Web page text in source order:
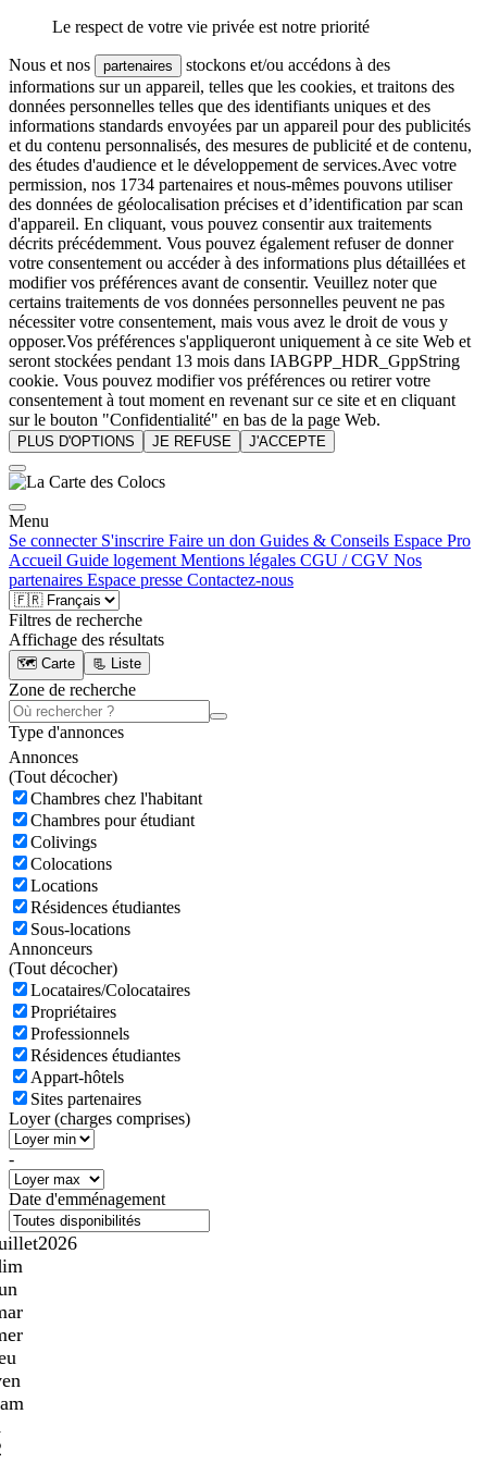
Le respect de votre vie privée est notre priorité
Nous et nos partenaires
stockons et/ou accédons à des
informations sur un appareil, telles que les cookies, et traitons des
données personnelles telles que des identifiants uniques et des
informations standards envoyées par un appareil pour des publicités
et du contenu personnalisés, des mesures de publicité et de contenu,
des études d'audience et le développement de services.Avec votre
permission, nos 1734 partenaires et nous-mêmes pouvons utiliser
des données de géolocalisation précises et d’identification par scan
d'appareil. En cliquant, vous pouvez consentir aux traitements
décrits précédemment. Vous pouvez également refuser de donner
votre consentement ou accéder à des informations plus détaillées et
modifier vos préférences avant de consentir. Veuillez noter que
certains traitements de vos données personnelles peuvent ne pas
nécessiter votre consentement, mais vous avez le droit de vous y
opposer.Vos préférences s'appliqueront uniquement à ce site Web et
seront stockées pendant 13 mois dans IABGPP_HDR_GppString
cookie. Vous pouvez modifier vos préférences ou retirer votre
consentement à tout moment en revenant sur ce site et en cliquant
sur le bouton "Confidentialité" en bas de la page Web.
PLUS D'OPTIONS JE REFUSE J'ACCEPTE
Menu
Se connecter S'inscrire Faire un don Guides & Conseils Espace Pro
Accueil Guide logement Mentions légales CGU / CGV Nos
partenaires Espace presse Contactez-nous
Filtres de recherche
Affichage des résultats
🗺️ Carte 📃 Liste
Zone de recherche
Type d'annonces
Annonces
(Tout décocher)
Chambres chez l'habitant
Chambres pour étudiant
Colivings
Colocations
Locations
Résidences étudiantes
Sous-locations
Annonceurs
(Tout décocher)
Locataires/Colocataires
Propriétaires
Professionnels
Résidences étudiantes
Appart-hôtels
Sites partenaires
Loyer (charges comprises)
-
Date d'emménagement
2026